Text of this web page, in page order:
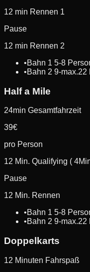
12 min Rennen 1
Pause
12 min Rennen 2
•Bahn 1 5-8
•Bahn 2 9-max.22
Half a Mile
24min Gesamtfahrzeit
39€
pro Person
12 Min. Qualifying (
Pause
12 Min. Rennen
•Bahn 1 5-8
•Bahn 2 9-max.22
Doppelkarts
12 Minuten Fahrspaß